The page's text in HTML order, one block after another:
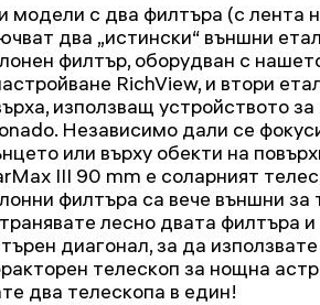
модели с два филтъра (с лента
два „истински“ външни
филтър, оборудван с
RichView, и втори
използващ устройството
Независимо дали се
или върху обекти на
III 90 mm е соларният
филтъра са вече външни
лесно двата филтъра
диагонал, за да
телескоп за нощна
два телескопа в един!